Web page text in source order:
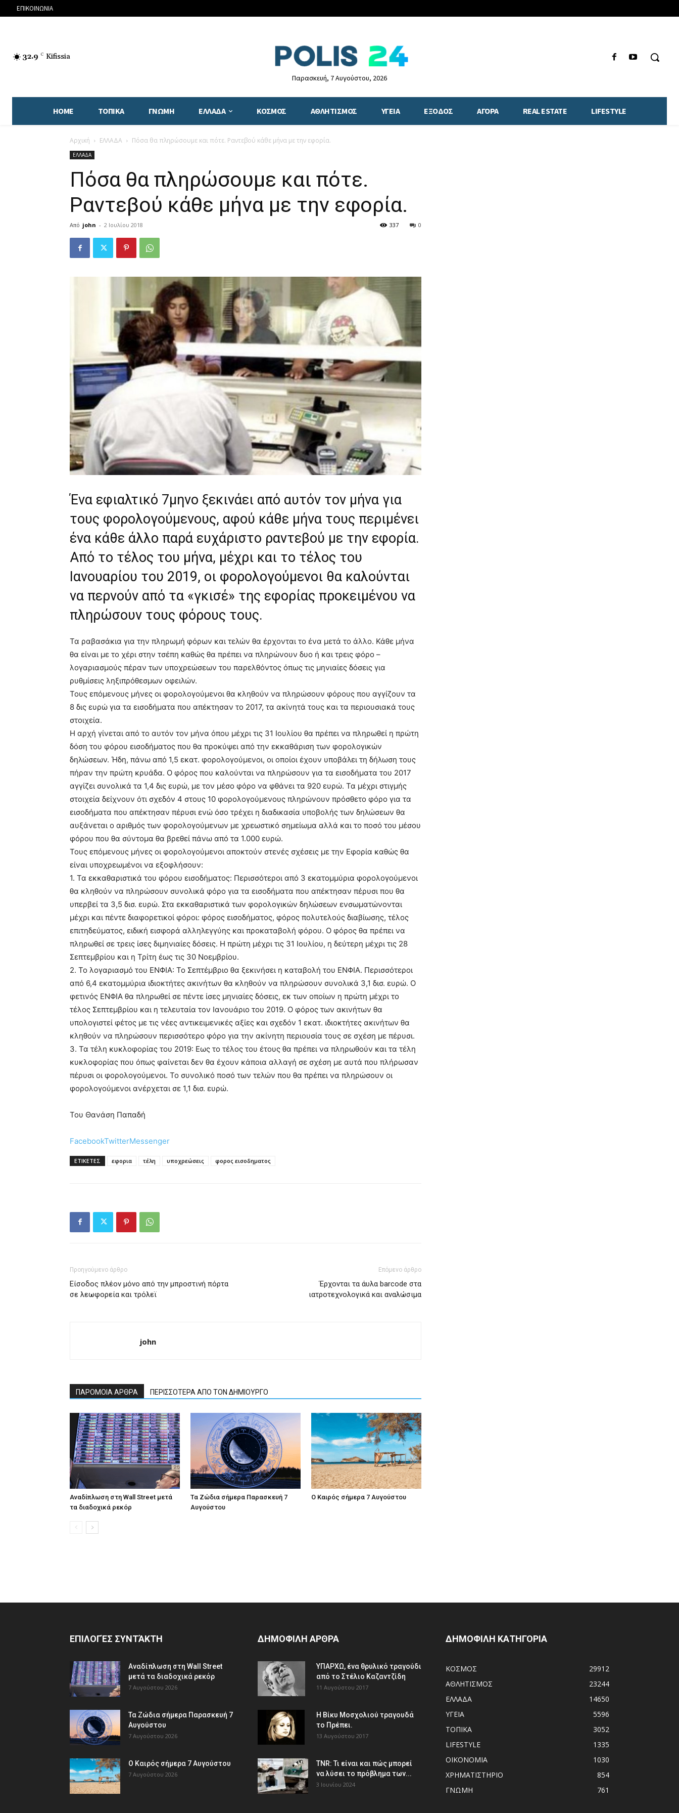
ΕΠΙΚΟΙΝΩΝΙΑ
32.9 C Kifissia
Παρασκευή, 7 Αυγούστου, 2026
HOME ΤΟΠΙΚΑ ΓΝΩΜΗ ΕΛΛΑΔΑ ΚΟΣΜΟΣ ΑΘΛΗΤΙΣΜΟΣ ΥΓΕΙΑ ΕΞΟΔΟΣ ΑΓΟΡΑ REAL ESTATE LIFESTYLE
Αρχική ΕΛΛΑΔΑ Πόσα θα πληρώσουμε και πότε. Ραντεβού κάθε μήνα με την εφορία.
ΕΛΛΑΔΑ
Πόσα θα πληρώσουμε και πότε.
Ραντεβού κάθε μήνα με την εφορία.
Από john - 2 Ιουλίου 2018 0
337
Ένα εφιαλτικό 7μηνο ξεκινάει από αυτόν τον μήνα για
τους φορολογούμενους, αφού κάθε μήνα τους περιμένει
ένα κάθε άλλο παρά ευχάριστο ραντεβού με την εφορία.
Από το τέλος του μήνα, μέχρι και το τέλος του
Ιανουαρίου του 2019, οι φορολογούμενοι θα καλούνται
να περνούν από τα «γκισέ» της εφορίας προκειμένου να
πληρώσουν τους φόρους τους.
Τα ραβασάκια για την πληρωμή φόρων και τελών θα έρχονται το ένα μετά το άλλο. Κάθε μήνα
θα είναι με το χέρι στην τσέπη καθώς θα πρέπει να πληρώνουν δυο ή και τρεις φόρο –
λογαριασμούς πέραν των υποχρεώσεων του παρελθόντος όπως τις μηνιαίες δόσεις για
ρυθμίσεις ληξιπρόθεσμων οφειλών.
Τους επόμενους μήνες οι φορολογούμενοι θα κληθούν να πληρώσουν φόρους που αγγίζουν τα
8 δις ευρώ για τα εισοδήματα που απέκτησαν το 2017, τα ακίνητά τους και τα περιουσιακά τους
στοιχεία.
Η αρχή γίνεται από το αυτόν τον μήνα όπου μέχρι τις 31 Ιουλίου θα πρέπει να πληρωθεί η πρώτη
δόση του φόρου εισοδήματος που θα προκύψει από την εκκαθάριση των φορολογικών
δηλώσεων. Ήδη, πάνω από 1,5 εκατ. φορολογούμενοι, οι οποίοι έχουν υποβάλει τη δήλωση τους
πήραν την πρώτη κρυάδα. Ο φόρος που καλούνται να πληρώσουν για τα εισοδήματα του 2017
αγγίζει συνολικά τα 1,4 δις ευρώ, με τον μέσο φόρο να φθάνει τα 920 ευρώ. Τα μέχρι στιγμής
στοιχεία δείχνουν ότι σχεδόν 4 στους 10 φορολογούμενους πληρώνουν πρόσθετο φόρο για τα
εισοδήματα που απέκτησαν πέρυσι ενώ όσο τρέχει η διαδικασία υποβολής των δηλώσεων θα
αυξάνεται ο αριθμός των φορολογούμενων με χρεωστικό σημείωμα αλλά και το ποσό του μέσου
φόρου που θα σύντομα θα βρεθεί πάνω από τα 1.000 ευρώ.
Τους επόμενους μήνες οι φορολογούμενοι αποκτούν στενές σχέσεις με την Εφορία καθώς θα
είναι υποχρεωμένοι να εξοφλήσουν:
1. Τα εκκαθαριστικά του φόρου εισοδήματος: Περισσότεροι από 3 εκατομμύρια φορολογούμενοι
θα κληθούν να πληρώσουν συνολικά φόρο για τα εισοδήματα που απέκτησαν πέρυσι που θα
υπερβεί τα 3,5 δισ. ευρώ. Στα εκκαθαριστικά των φορολογικών δηλώσεων ενσωματώνονται
μέχρι και πέντε διαφορετικοί φόροι: φόρος εισοδήματος, φόρος πολυτελούς διαβίωσης, τέλος
επιτηδεύματος, ειδική εισφορά αλληλεγγύης και προκαταβολή φόρου. Ο φόρος θα πρέπει να
πληρωθεί σε τρεις ίσες διμηνιαίες δόσεις. Η πρώτη μέχρι τις 31 Ιουλίου, η δεύτερη μέχρι τις 28
Σεπτεμβρίου και η Τρίτη έως τις 30 Νοεμβρίου.
2. Το λογαριασμό του ΕΝΦΙΑ: Το Σεπτέμβριο θα ξεκινήσει η καταβολή του ΕΝΦΙΑ. Περισσότεροι
από 6,4 εκατομμύρια ιδιοκτήτες ακινήτων θα κληθούν να πληρώσουν συνολικά 3,1 δισ. ευρώ. Ο
φετινός ΕΝΦΙΑ θα πληρωθεί σε πέντε ίσες μηνιαίες δόσεις, εκ των οποίων η πρώτη μέχρι το
τέλος Σεπτεμβρίου και η τελευταία τον Ιανουάριο του 2019. Ο φόρος των ακινήτων θα
υπολογιστεί φέτος με τις νέες αντικειμενικές αξίες και σχεδόν 1 εκατ. ιδιοκτήτες ακινήτων θα
κληθούν να πληρώσουν περισσότερο φόρο για την ακίνητη περιουσία τους σε σχέση με πέρυσι.
3. Τα τέλη κυκλοφορίας του 2019: Εως το τέλος του έτους θα πρέπει να πληρωθούν και τα τέλη
κυκλοφορίας που όπως φαίνεται δεν θα έχουν κάποια αλλαγή σε σχέση με αυτά που πλήρωσαν
πέρυσι οι φορολογούμενοι. Το συνολικό ποσό των τελών που θα πρέπει να πληρώσουν οι
φορολογούμενοι ανέρχεται σε 1,1 δισ. ευρώ.
Του Θανάση Παπαδή
FacebookTwitterMessenger
ΕΤΙΚΕΤΕΣ εφορια τέλη υποχρεώσεις φορος εισοδηματος
Προηγούμενο άρθρο
Είσοδος πλέον μόνο από την μπροστινή πόρτα
σε λεωφορεία και τρόλεϊ
Επόμενο άρθρο
Έρχονται τα άυλα barcode στα
ιατροτεχνολογικά και αναλώσιμα
john
ΠΑΡΟΜΟΙΑ ΑΡΘΡΑ ΠΕΡΙΣΣΟΤΕΡΑ ΑΠΟ ΤΟΝ ΔΗΜΙΟΥΡΓΟ
Αναδίπλωση στη Wall Street μετά
τα διαδοχικά ρεκόρ
Τα Ζώδια σήμερα Παρασκευή 7
Αυγούστου
Ο Καιρός σήμερα 7 Αυγούστου
ΕΠΙΛΟΓΈΣ ΣΥΝΤΆΚΤΗ
Αναδίπλωση στη Wall Street
μετά τα διαδοχικά ρεκόρ
7 Αυγούστου 2026
Τα Ζώδια σήμερα Παρασκευή 7
Αυγούστου
7 Αυγούστου 2026
Ο Καιρός σήμερα 7 Αυγούστου
7 Αυγούστου 2026
ΔΗΜΟΦΙΛΗ ΑΡΘΡΑ
ΥΠΑΡΧΩ, ένα θρυλικό τραγούδι
από το Στέλιο Καζαντζίδη
11 Αυγούστου 2017
Η Βίκυ Μοσχολιού τραγουδά
το Πρέπει.
13 Αυγούστου 2017
TNR: Τι είναι και πώς μπορεί
να λύσει το πρόβλημα των...
3 Ιουνίου 2024
ΔΗΜΟΦΙΛΗ ΚΑΤΗΓΟΡΙΑ
ΚΟΣΜΟΣ
29912
ΑΘΛΗΤΙΣΜΟΣ
23244
ΕΛΛΑΔΑ
14650
ΥΓΕΙΑ
5596
ΤΟΠΙΚΑ
3052
LIFESTYLE
1335
ΟΙΚΟΝΟΜΙΑ
1030
ΧΡΗΜΑΤΙΣΤΗΡΙΟ
854
ΓΝΩΜΗ
761